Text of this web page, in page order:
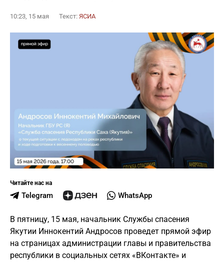
10:23, 15 мая Текст: ЯСИА
Читайте нас на
Telegram WhatsApp
В пятницу, 15 мая, начальник Службы спасения
Якутии Иннокентий Андросов проведет прямой эфир
на страницах администрации главы и правительства
республики в социальных сетях «ВКонтакте» и